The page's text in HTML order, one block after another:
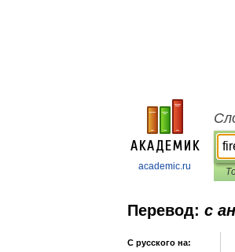
academic.ru
Перевод: с
С русского на: